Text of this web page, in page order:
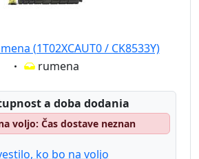
(1T02XCAUT0 / CK8533Y)
Eigenschaft:
rumena
a doba dodania
voljo: Čas dostave neznan
ko bo na voljo